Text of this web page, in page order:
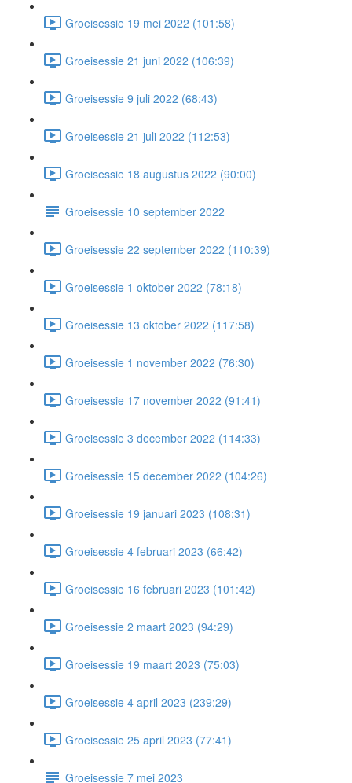
Groeisessie 19 mei 2022 (101:58)
Groeisessie 21 juni 2022 (106:39)
Groeisessie 9 juli 2022 (68:43)
Groeisessie 21 juli 2022 (112:53)
Groeisessie 18 augustus 2022 (90:00)
Groeisessie 10 september 2022
Groeisessie 22 september 2022 (110:39)
Groeisessie 1 oktober 2022 (78:18)
Groeisessie 13 oktober 2022 (117:58)
Groeisessie 1 november 2022 (76:30)
Groeisessie 17 november 2022 (91:41)
Groeisessie 3 december 2022 (114:33)
Groeisessie 15 december 2022 (104:26)
Groeisessie 19 januari 2023 (108:31)
Groeisessie 4 februari 2023 (66:42)
Groeisessie 16 februari 2023 (101:42)
Groeisessie 2 maart 2023 (94:29)
Groeisessie 19 maart 2023 (75:03)
Groeisessie 4 april 2023 (239:29)
Groeisessie 25 april 2023 (77:41)
Groeisessie 7 mei 2023